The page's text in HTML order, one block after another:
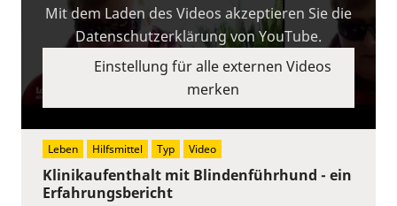
Klinikaufenthalt mit Blindenführhund - ein
Erfahrungsbericht
Mit dem Laden des Videos akzeptieren Sie die
Datenschutzerklärung von YouTube.
Einstellung für alle externen Videos
merken
Leben Hilfsmittel Typ Video